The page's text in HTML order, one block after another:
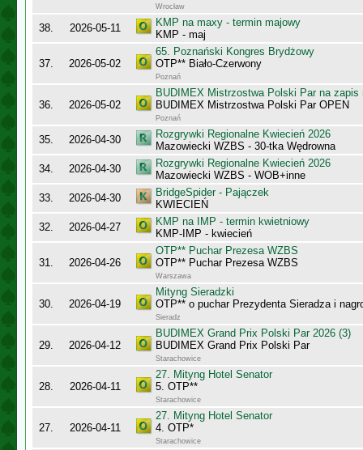
Wrocław
38. 2026-05-11
KMP na maxy - termin majowy
KMP - maj
37. 2026-05-02
65. Poznański Kongres Brydżowy
OTP** Biało-Czerwony
Poznań
36. 2026-05-02
BUDIMEX Mistrzostwa Polski Par na zapis
BUDIMEX Mistrzostwa Polski Par OPEN
Poznań
35. 2026-04-30
Rozgrywki Regionalne Kwiecień 2026
Mazowiecki WZBS - 30-tka Wędrowna
34.
2026-04-30
Rozgrywki Regionalne Kwiecień 2026
Mazowiecki WZBS - WOB+inne
33.
2026-04-30
BridgeSpider - Pajączek
KWIECIEŃ
32.
2026-04-27
KMP na IMP - termin kwietniowy
KMP-IMP - kwiecień
31. 2026-04-26
OTP** Puchar Prezesa WZBS
OTP** Puchar Prezesa WZBS
Warszawa
30. 2026-04-19
Mityng Sieradzki
OTP** o puchar Prezydenta Sieradza i
Sieradz
29. 2026-04-12
BUDIMEX Grand Prix Polski Par 2026 (3)
BUDIMEX Grand Prix Polski Par
Starachowice
28. 2026-04-11
27. Mityng Hotel Senator
5. OTP**
Starachowice
27. 2026-04-11
27. Mityng Hotel Senator
4. OTP*
Starachowice